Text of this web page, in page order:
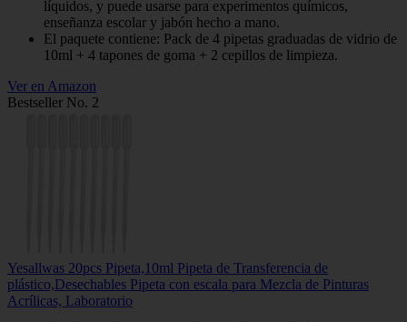
líquidos, y puede usarse para experimentos químicos,
enseñanza escolar y jabón hecho a mano.
El paquete contiene: Pack de 4 pipetas graduadas de vidrio de
10ml + 4 tapones de goma + 2 cepillos de limpieza.
Ver en Amazon
Bestseller No. 2
Yesallwas 20pcs Pipeta,10ml Pipeta de Transferencia de
plástico,Desechables Pipeta con escala para Mezcla de Pinturas
Acrílicas, Laboratorio